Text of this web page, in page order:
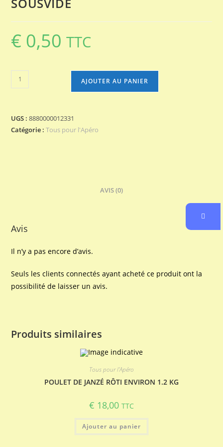
€ 0,50 TTC
quantité
de
AJOUTER AU PANIER
UGS :8880000012331
Catégorie :Tous pour l'Apéro
AVIS (0)
Avis
Il n’y a pas encore d’avis.
Seuls les clients connectés ayant acheté ce produit ont la
possibilité de laisser un avis.
Produits similaires
Tous pour l'Apéro
POULET DE JANZÉ RÔTI ENVIRON 1.2 KG
€ 18,00 TTC
Ajouter au panier